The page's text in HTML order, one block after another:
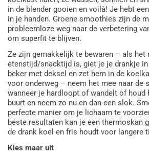
in de blender gooien en voilà! Je hebt
in je handen. Groene smoothies zijn de
probleemloze weg naar de verbetering
om superfit te blijven.
Ze zijn gemakkelijk te bewaren – als het
etenstijd/snacktijd is, giet je je drankje
beker met deksel en zet hem in de
voor onderweg – neem het mee naar de
wanneer je hardloopt of wandelt of houd
buurt en neem zo nu en dan een slok.
perfecte manier om je lichaam te
beste resultaten kan je een thermoskan
de drank koel en fris houdt voor langere
Kies maar uit